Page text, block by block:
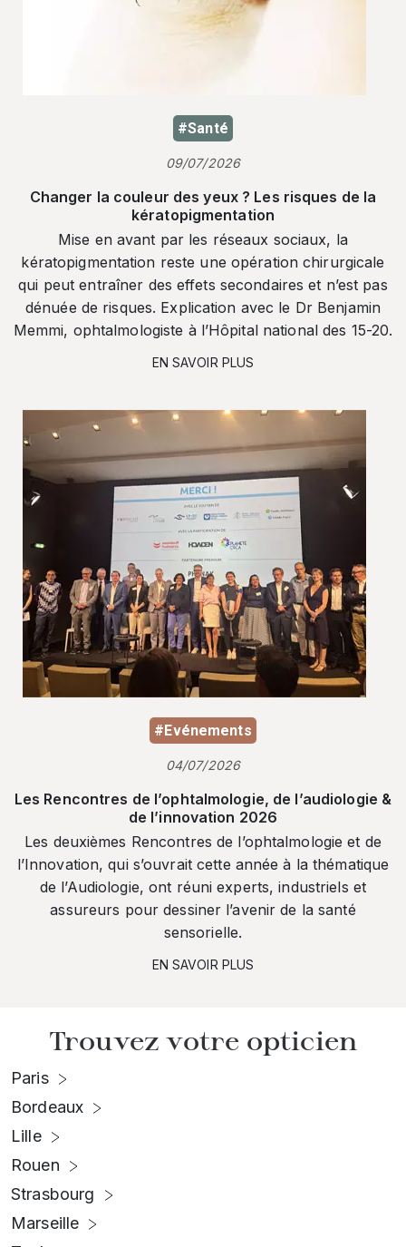
#Santé
09/07/2026
Changer la couleur des yeux ? Les risques de la
kératopigmentation
Mise en avant par les réseaux sociaux, la
kératopigmentation reste une opération chirurgicale
qui peut entraîner des effets secondaires et n’est pas
dénuée de risques. Explication avec le Dr Benjamin
Memmi, ophtalmologiste à l’Hôpital national des 15-20.
EN SAVOIR PLUS
#Evénements
04/07/2026
Les Rencontres de l’ophtalmologie, de l’audiologie &
de l’innovation 2026
Les deuxièmes Rencontres de l’ophtalmologie et de
l’Innovation, qui s’ouvrait cette année à la thématique
de l’Audiologie, ont réuni experts, industriels et
assureurs pour dessiner l’avenir de la santé
sensorielle.
EN SAVOIR PLUS
Trouvez votre opticien
Paris
Bordeaux
Lille
Rouen
Strasbourg
Marseille